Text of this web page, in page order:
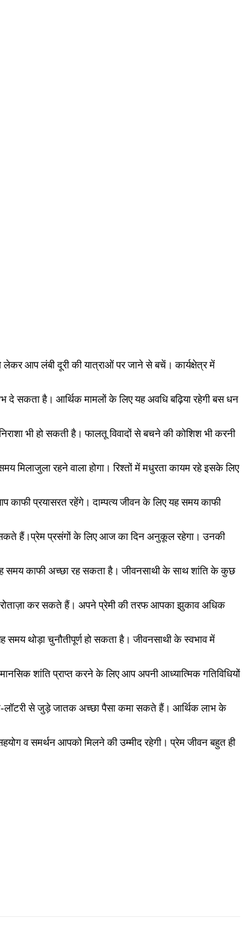
लेकर आप लंबी दूरी की यात्राओं पर जाने से बचें। कार्यक्षेत्र में
सकता है। आर्थिक मामलों के लिए यह अवधि बढ़िया रहेगी बस धन
भी हो सकती है। फालतू विवादों से बचने की कोशिश भी करनी
मिलाजुला रहने वाला होगा। रिश्तों में मधुरता कायम रहे इसके लिए
प्रयासरत रहेंगे। दाम्पत्य जीवन के लिए यह समय काफी
सकते हैं।प्रेम प्रसंगों के लिए आज का दिन अनुकूल रहेगा। उनकी
समय काफी अच्छा रह सकता है। जीवनसाथी के साथ शांति के कुछ
कर सकते हैं। अपने प्रेमी की तरफ आपका झुकाव अधिक
थोड़ा चुनौतीपूर्ण हो सकता है। जीवनसाथी के स्वभाव में
शांति प्राप्त करने के लिए आप अपनी आध्यात्मिक गतिविधियों
लॉटरी से जुड़े जातक अच्छा पैसा कमा सकते हैं। आर्थिक लाभ के
व समर्थन आपको मिलने की उम्मीद रहेगी। प्रेम जीवन बहुत ही